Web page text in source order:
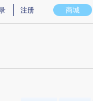
意图存在偏差。不代表财新观
商城
注册